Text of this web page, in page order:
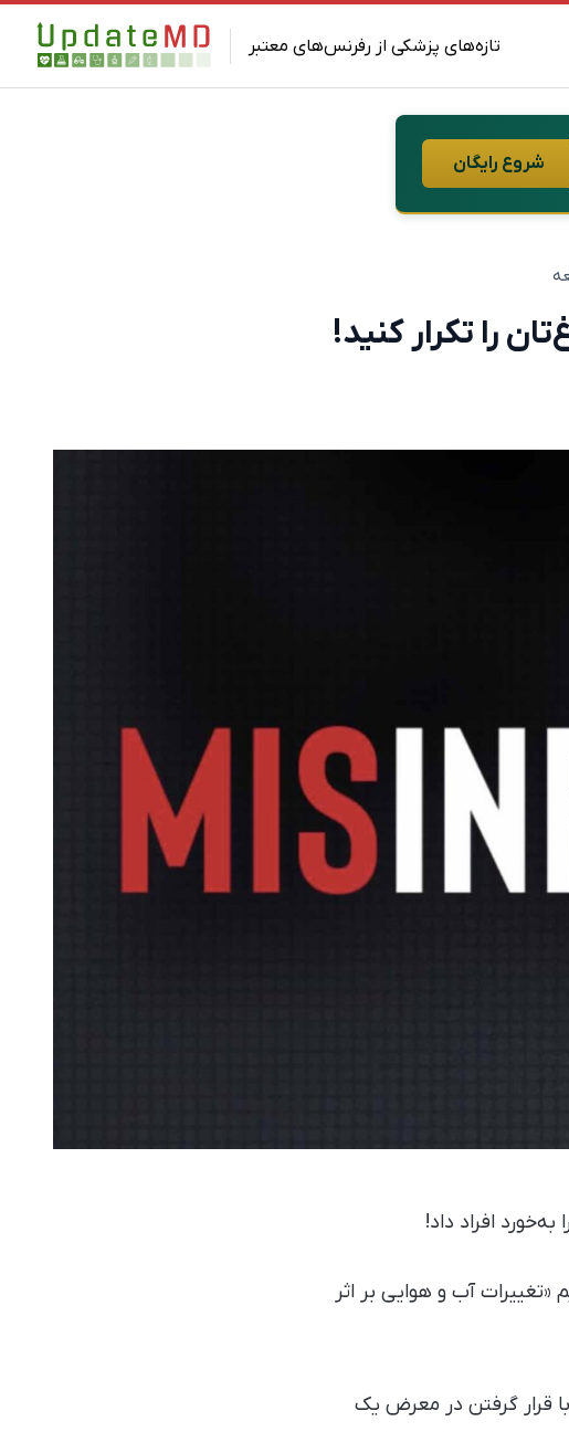
تازه‌های پزشکی از رفرنس‌های معتبر
شروع رایگان
را تکرار کنید!
افراد داد!
آب و هوایی بر اثر
قرار گرفتن در معرض یک